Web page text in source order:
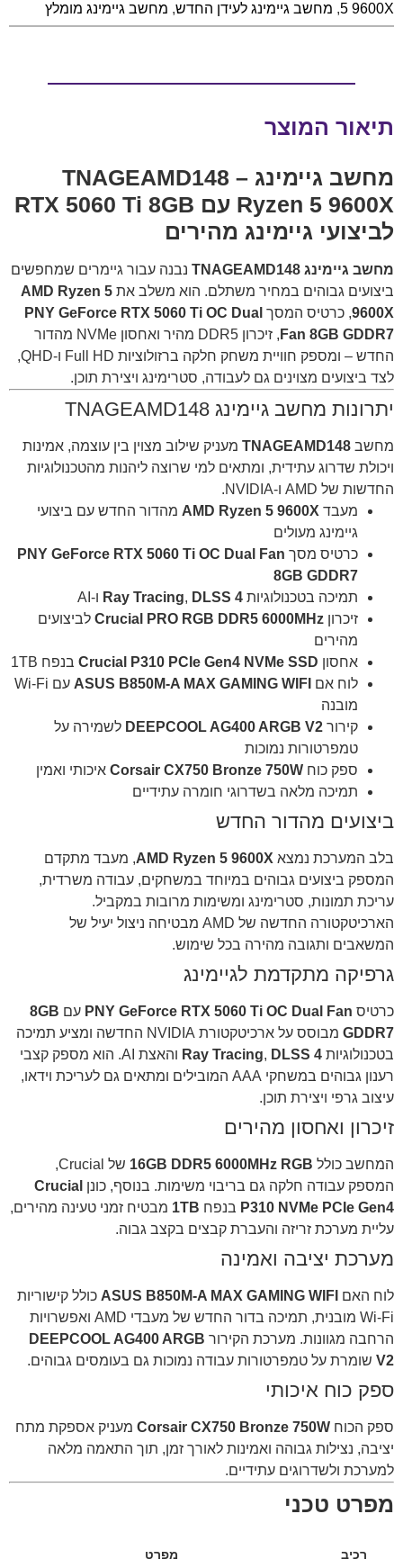
5 9600X
, מחשב גיימינג לעידן החדש, מחשב גיימינג מומלץ
תיאור המוצר
מחשב גיימינג TNAGEAMD148 –
Ryzen 5 9600X עם RTX 5060 Ti 8GB
לביצועי גיימינג מהירים
מחשב גיימינג TNAGEAMD148
נבנה עבור גיימרים שמחפשים
ביצועים גבוהים במחיר משתלם. הוא משלב את AMD Ryzen 5
9600X, כרטיס המסך PNY GeForce RTX 5060 Ti OC Dual
Fan 8GB GDDR7
, זיכרון DDR5 מהיר ואחסון NVMe מהדור
החדש – ומספק חוויית משחק חלקה ברזולוציות Full HD ו-QHD,
לצד ביצועים מצוינים גם לעבודה, סטרימינג ויצירת תוכן.
יתרונות מחשב גיימינג TNAGEAMD148
מחשב TNAGEAMD148 מעניק שילוב מצוין בין עוצמה, אמינות
ויכולת שדרוג עתידית, ומתאים למי שרוצה ליהנות מהטכנולוגיות
החדשות של AMD ו-NVIDIA.
מעבד AMD Ryzen 5 9600X מהדור החדש עם ביצועי
גיימינג מעולים
כרטיס מסך PNY GeForce RTX 5060 Ti OC Dual Fan
8GB GDDR7
תמיכה בטכנולוגיות
Ray Tracing, DLSS 4
ו-AI
זיכרון Crucial PRO RGB DDR5 6000MHz לביצועים
מהירים
אחסון Crucial P310 PCIe Gen4 NVMe SSD בנפח 1TB
לוח אם ASUS B850M-A MAX GAMING WIFI
עם Wi-Fi
מובנה
קירור DEEPCOOL AG400 ARGB V2 לשמירה על
טמפרטורות נמוכות
ספק כוח Corsair CX750 Bronze 750W איכותי ואמין
תמיכה מלאה בשדרוגי חומרה עתידיים
ביצועים מהדור החדש
בלב המערכת נמצא AMD Ryzen 5 9600X, מעבד מתקדם
המספק ביצועים גבוהים במיוחד במשחקים, עבודה משרדית,
עריכת תמונות, סטרימינג ומשימות מרובות במקביל.
הארכיטקטורה החדשה של AMD מבטיחה ניצול יעיל של
המשאבים ותגובה מהירה בכל שימוש.
גרפיקה מתקדמת לגיימינג
כרטיס PNY GeForce RTX 5060 Ti OC Dual Fan עם 8GB
GDDR7
מבוסס על ארכיטקטורת NVIDIA החדשה ומציע תמיכה
בטכנולוגיות
Ray Tracing, DLSS 4
והאצת AI. הוא מספק קצבי
רענון גבוהים במשחקי AAA המובילים ומתאים גם לעריכת וידאו,
עיצוב גרפי ויצירת תוכן.
זיכרון ואחסון מהירים
המחשב כולל 16GB DDR5 6000MHz RGB
של Crucial,
המספק עבודה חלקה גם בריבוי משימות. בנוסף, כונן Crucial
P310 NVMe PCIe Gen4 בנפח 1TB מבטיח זמני טעינה מהירים,
עליית מערכת זריזה והעברת קבצים בקצב גבוה.
מערכת יציבה ואמינה
לוח האם ASUS B850M-A MAX GAMING WIFI כולל קישוריות
Wi-Fi מובנית, תמיכה בדור החדש של מעבדי AMD ואפשרויות
הרחבה מגוונות. מערכת הקירור DEEPCOOL AG400 ARGB
V2 שומרת על טמפרטורות עבודה נמוכות גם בעומסים גבוהים.
ספק כוח איכותי
ספק הכוח Corsair CX750 Bronze 750W מעניק אספקת מתח
יציבה, נצילות גבוהה ואמינות לאורך זמן, תוך התאמה מלאה
למערכת ולשדרוגים עתידיים.
מפרט טכני
רכיב מפרט